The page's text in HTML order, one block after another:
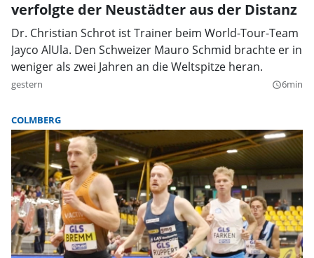
verfolgte der Neustädter aus der Distanz
Dr. Christian Schrot ist Trainer beim World-Tour-Team
Jayco AlUla. Den Schweizer Mauro Schmid brachte er in
weniger als zwei Jahren an die Weltspitze heran.
gestern query_builder6min
COLMBERG